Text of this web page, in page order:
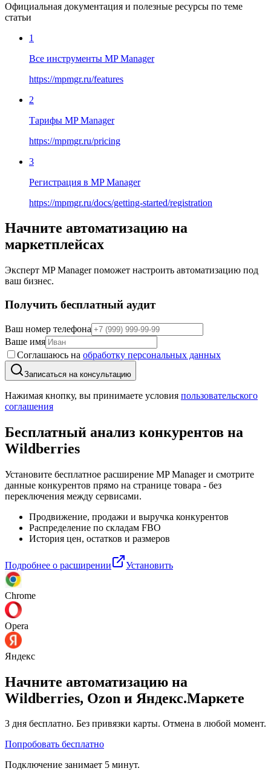
Официальная документация и полезные ресурсы по теме
статьи
1
Все инструменты MP Manager
https://mpmgr.ru/features
2
Тарифы MP Manager
https://mpmgr.ru/pricing
3
Регистрация в MP Manager
https://mpmgr.ru/docs/getting-started/registration
Начните автоматизацию на
маркетплейсах
Эксперт MP Manager поможет настроить автоматизацию под
ваш бизнес.
Получить бесплатный аудит
Ваш номер телефона
Ваше имя
Соглашаюсь на обработку персональных данных
Записаться на консультацию
Нажимая кнопку, вы принимаете условия пользовательского
соглашения
Бесплатный анализ конкурентов на
Wildberries
Установите бесплатное расширение MP Manager и смотрите
данные конкурентов прямо на странице товара - без
переключения между сервисами.
Продвижение, продажи и выручка конкурентов
Распределение по складам FBO
История цен, остатков и размеров
Подробнее о расширении Установить
Chrome
Opera
Яндекс
Начните автоматизацию на
Wildberries, Ozon и Яндекс.Маркете
3 дня бесплатно. Без привязки карты. Отмена в любой момент.
Попробовать бесплатно
Подключение занимает 5 минут.